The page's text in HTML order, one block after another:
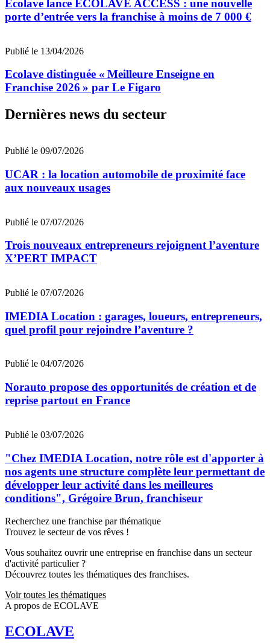
Ecolave lance ECOLAVE ACCESS : une nouvelle
porte d’entrée vers la franchise à moins de 7 000 €
Publié le 13/04/2026
Ecolave distinguée « Meilleure Enseigne en
Franchise 2026 » par Le Figaro
Dernières news du secteur
Publié le 09/07/2026
UCAR : la location automobile de proximité face
aux nouveaux usages
Publié le 07/07/2026
Trois nouveaux entrepreneurs rejoignent l’aventure
X’PERT IMPACT
Publié le 07/07/2026
IMEDIA Location : garages, loueurs, entrepreneurs,
quel profil pour rejoindre l’aventure ?
Publié le 04/07/2026
Norauto propose des opportunités de création et de
reprise partout en France
Publié le 03/07/2026
"Chez IMEDIA Location, notre rôle est d'apporter à
nos agents une structure complète leur permettant de
développer leur activité dans les meilleures
conditions", Grégoire Brun, franchiseur
Recherchez une franchise par thématique
Trouvez le secteur de vos rêves !
Vous souhaitez ouvrir une entreprise en franchise dans un secteur
d'activité particulier ?
Découvrez toutes les thématiques des franchises.
Voir toutes les thématiques
A propos de ECOLAVE
ECOLAVE